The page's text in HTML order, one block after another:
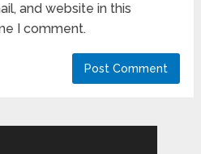
and website in this
I comment.